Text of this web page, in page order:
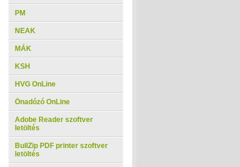
PM
NEAK
MÁK
KSH
HVG OnLine
Önadózó OnLine
Adobe Reader szoftver
letöltés
BullZip PDF printer szoftver
letöltés